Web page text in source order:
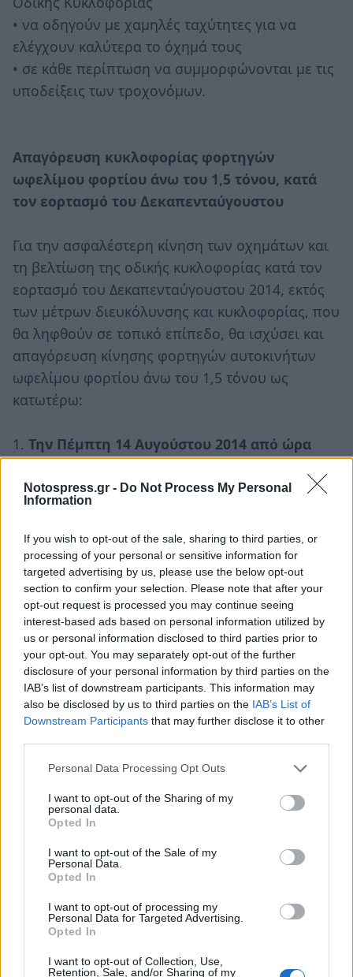
Notospress.gr - Do Not Process My Personal
Information
If you wish to opt-out of the sale, sharing to third parties, or
processing of your personal or sensitive information for
targeted advertising by us, please use the below opt-out
section to confirm your selection. Please note that after your
opt-out request is processed you may continue seeing
interest-based ads based on personal information utilized by
us or personal information disclosed to third parties prior to
your opt-out. You may separately opt-out of the further
disclosure of your personal information by third parties on the
IAB’s list of downstream participants. This information may
also be disclosed by us to third parties on the IAB’s List of
Downstream Participants that may further disclose it to other
Personal Data Processing Opt Outs
I want to opt-out of the Sharing of my
personal data.
Opted In
I want to opt-out of the Sale of my
Personal Data.
Opted In
I want to opt-out of processing my
Personal Data for Targeted Advertising.
Opted In
I want to opt-out of Collection, Use,
Retention, Sale, and/or Sharing of my
• να οδηγούν με χαμηλές ταχύτητες για να
ελέγχουν καλύτερα το όχημά τους
• σε κάθε περίπτωση να συμμορφώνονται με τις
υποδείξεις των τροχονόμων.
Απαγόρευση κυκλοφορίας φορτηγών
ωφελίμου φορτίου άνω του 1,5 τόνου, κατά
τον εορτασμό του Δεκαπενταύγουστου
Για την ασφαλέστερη κίνηση των οχημάτων και
τη βελτίωση της οδικής κυκλοφορίας κατά τον
εορτασμό του Δεκαπενταύγουστου 2014, εκτός
των μέτρων διευκόλυνσης και κυκλοφορίας, που
θα ληφθούν σε τοπικό επίπεδο, θα ισχύσει και
απαγόρευση κίνησης φορτηγών αυτοκινήτων
ωφελίμου φορτίου άνω του 1,5 τόνου ως
κατωτέρω:
1. Την Πέμπτη 14 Αυγούστου 2014 από ώρα
Αυγούστου 2014 από ώρα 08:00 έως 13:00 θα
ισχύσουν για το ρεύμα εξόδου οι
απαγορεύσεις:
α) Στη Νέα Εθνική Οδό (Ν.Ε.Ο.) και στην Παλιά
Εθνική Οδό (Π.Ε.Ο.) Αθηνών – Κορίνθου –
Πατρών, από τα Διόδια Ελευσίνας μέχρι τα
Διόδια Ρίου, εξαιρούμενου του τμήματος από τη
χ/θ 145 έως τη χ/θ 205+800 (κόμβος Ρίου).
β) Στη Ν.Ε.Ο. Αθηνών – Θεσσαλονίκης, από τον
κόμβο Αγ. Στεφάνου (Κρυονέρι) μέχρι τη
διασταύρωση του Μπράλου, από τον κόμβο
από τη Λάρισα (χ.θ. 365+400) μέχρι την κάτω
διάβαση περιοχής Σκοτίνας (χ.θ. 410).
γ) Στην Εθνική Οδό Θεσσαλονίκης – Ν.
το 34ο χλμ.
δ) Στην Εθνική Οδό Σχηματαρίου – Χαλκίδας,
από τη διασταύρωσή της με τη Ν.Ε.Ο. Αθηνών –
Θεσσαλονίκης μέχρι την υψηλή γέφυρα